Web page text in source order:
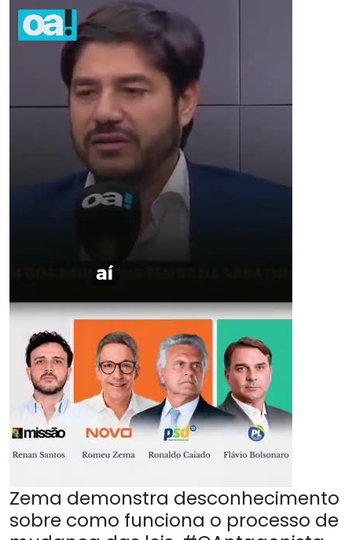
Zema demonstra desconhecimento
sobre como funciona o processo de